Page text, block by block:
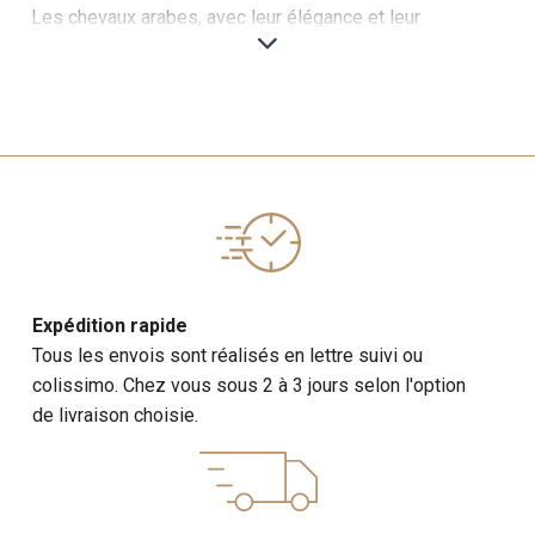
Les chevaux arabes, avec leur élégance et leur
endurance légendaires, sont parmi les races les plus
majestueux de chevaux arabes.
Informations supplémentaires
chevaux arabes, ainsi que des anecdotes sur leur rôle
dans l'histoire et la culture équestres.
Calendrier Chevaux Quarter Horses
Les chevaux Quarter Horses, avec leur polyvalence et
leur tempérament doux, sont des partenaires précieux
dans de nombreuses disciplines équestres. Notre
Expédition rapide
Tous les envois sont réalisés en lettre suivi ou
colissimo. Chez vous sous 2 à 3 jours selon l'option
de livraison choisie.